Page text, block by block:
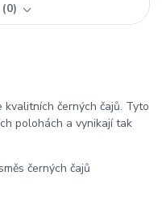
0
kvalitních černých čajů. Tyto
polohách a vynikají tak
černých čajů